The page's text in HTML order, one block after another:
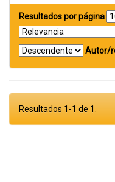
Resultados por página
Autor/
Resultados 1-1 de 1.